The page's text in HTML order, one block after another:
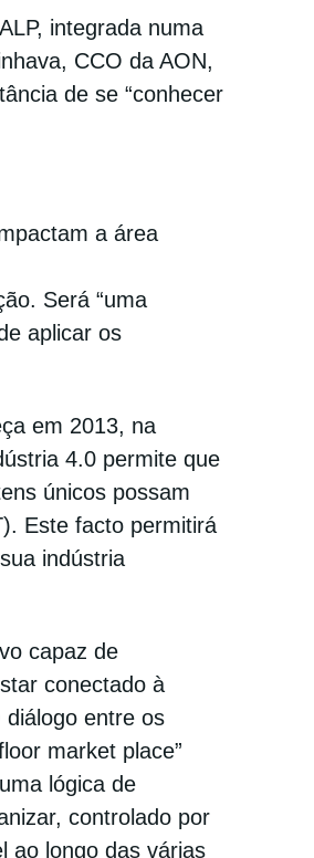
integrada numa
CCO da AON,
de se “conhecer
a área
Será “uma
aplicar os
em 2013, na
4.0 permite que
únicos possam
Este facto permitirá
indústria
capaz de
conectado à
entre os
market place”
lógica de
controlado por
ao longo das várias